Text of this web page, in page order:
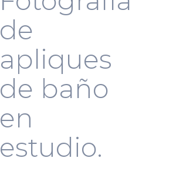
de
apliques
de baño
en
estudio.